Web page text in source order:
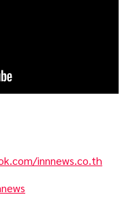
innnews.co.th